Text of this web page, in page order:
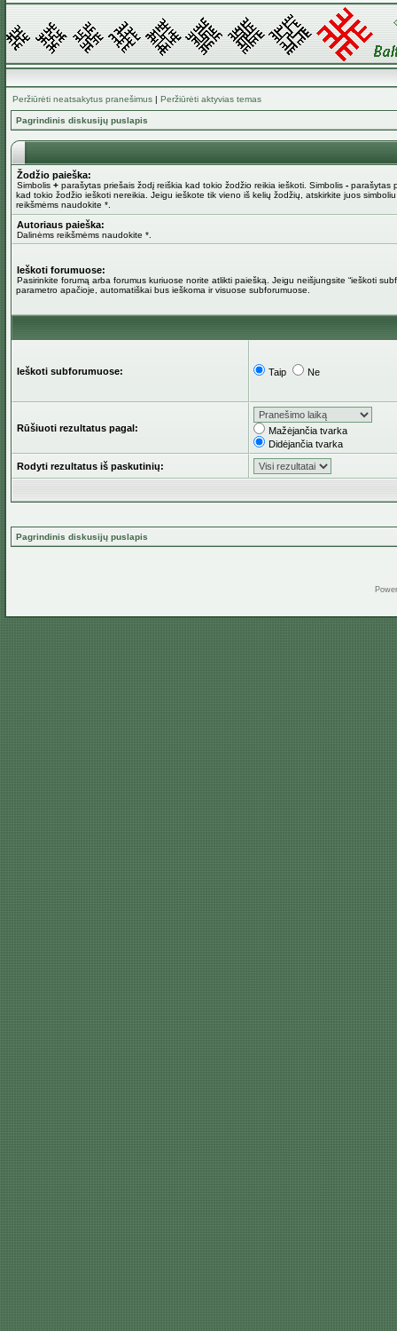
Peržiūrėti neatsakytus pranešimus | Peržiūrėti aktyvias temas
Pagrindinis diskusijų puslapis
Žodžio paieška:
Simbolis + parašytas priešais žodį reiškia kad tokio žodžio reikia ieškoti. Simbolis - parašytas
kad tokio žodžio ieškoti nereikia. Jeigu ieškote tik vieno iš kelių žodžių, atskirkite juos
reikšmėms naudokite *.
Autoriaus paieška:
Dalinėms reikšmėms naudokite *.
Ieškoti forumuose:
Pasirinkite forumą arba forumus kuriuose norite atlikti paiešką. Jeigu neišjungsite “ieškoti
parametro apačioje, automatiškai bus ieškoma ir visuose subforumuose.
Ieškoti subforumuose: Taip Ne
Rūšiuoti rezultatus pagal:
Mažėjančia tvarka
Didėjančia tvarka
Rodyti rezultatus iš paskutinių:
Pagrindinis diskusijų puslapis